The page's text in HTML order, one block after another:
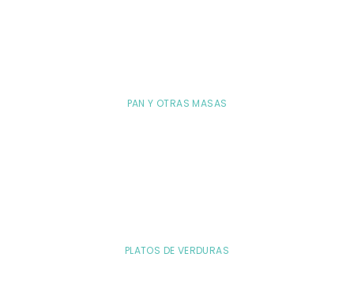
PAN Y OTRAS MASAS
PLATOS DE VERDURAS